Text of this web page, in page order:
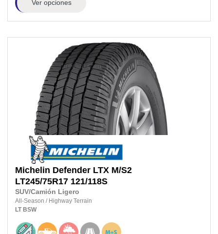
Ver opciones
Michelin Defender LTX M/S2
LT245/75R17 121/118S
SUV/Camión Ligero
All-Season / Highway Terrain
LT BSW